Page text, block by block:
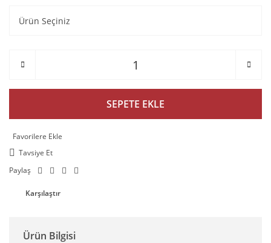
SEPETE EKLE
Tavsiye Et
Paylaş
Karşılaştır
Ürün Bilgisi